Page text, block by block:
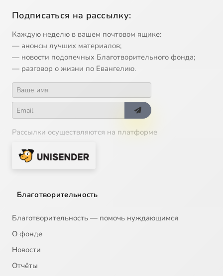
Подписаться на рассылку:
Каждую неделю в вашем почтовом ящике:
— анонсы лучших материалов;
— новости подопечных Благотворительного фонда;
— разговор о жизни по Евангелию.
Рассылки осуществляются на платформе
Благотворительность
Благотворительность — помочь нуждающимся
О фонде
Новости
Отчёты